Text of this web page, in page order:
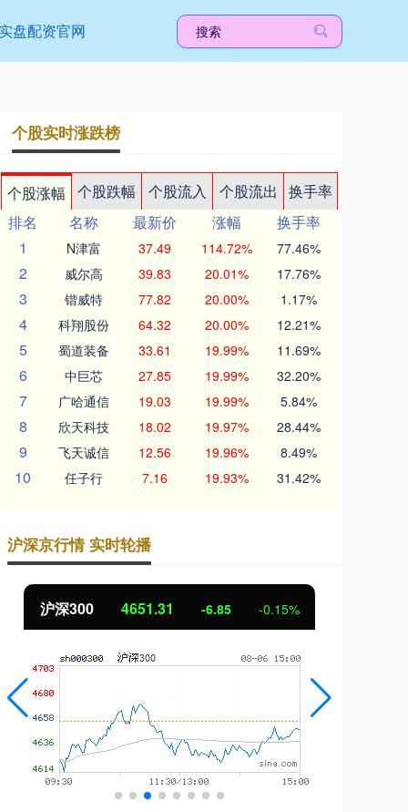
盘配资官网
个股实时涨跌榜
个股涨幅 个股跌幅 个股流入 个股流出
换手率
排名
名称 最新价 涨幅
换手率
1
N津富 37.49 114.72% 77.46%
2 威尔高 39.83 20.01% 17.76%
3 锴威特 77.82 20.00% 1.17%
4 科翔股份 64.32 20.00% 12.21%
5 蜀道装备 33.61 19.99% 11.69%
6 中巨芯 27.85 19.99% 32.20%
7 广哈通信 19.03 19.99% 5.84%
8 欣天科技 18.02 19.97% 28.44%
9 飞天诚信 12.56 19.96% 8.49%
10 任子行 7.16 19.93% 31.42%
沪深京行情 实时轮播
北证50 1122.88 3.42